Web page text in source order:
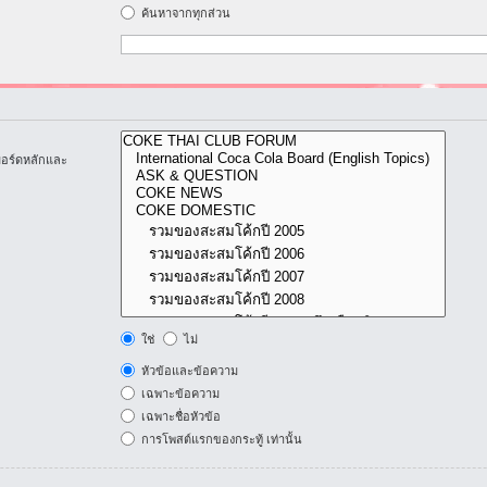
ค้นหาจากทุกส่วน
ร์ดหลักและ
ใช่ ไม่
หัวข้อและข้อความ
เฉพาะข้อความ
เฉพาะชื่อหัวข้อ
การโพสต์แรกของกระทู้ เท่านั้น